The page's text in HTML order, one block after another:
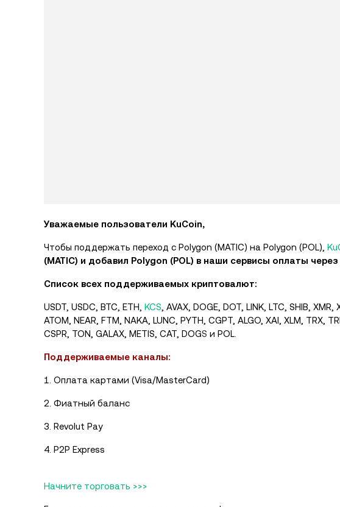
Уважаемые пользователи KuCoin,
Чтобы поддержать переход с Polygon (MATIC) на Polygon (POL),
(MATIC) и добавил Polygon (POL) в наши сервисы оплаты
Список всех поддерживаемых криптовалют:
USDT, USDC, BTC, ETH, KCS , AVAX, DOGE, DOT, LINK, LTC, SHIB,
ATOM, NEAR, FTM, NAKA, LUNC, PYTH, CGPT, ALGO, XAI, XLM, TRX,
CSPR, TON, GALAX, METIS, CAT, DOGS и POL.
Поддерживаемые каналы:
1. Оплата картами (Visa/MasterCard)
2. Фиатный баланс
3. Revolut Pay
4. P2P Express
Начните торговать >>>